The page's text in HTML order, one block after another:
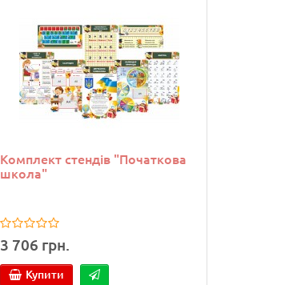
Комплект стендів "Початкова
школа"
3 706 грн.
Купити